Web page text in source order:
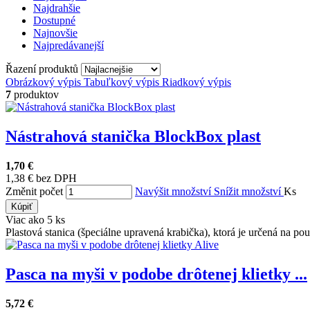
Najdrahšie
Dostupné
Najnovšie
Najpredávanejší
Řazení produktů
Obrázkový výpis Tabuľkový výpis Riadkový výpis
7 produktov
Nástrahová stanička BlockBox plast
1,70 €
1,38 € bez DPH
Změnit počet
Navýšit množství Snížit množstvíKs
Kúpiť
Viac ako 5 ks
Plastová stanica (špeciálne upravená krabička), ktorá je určená na
Pasca na myši v podobe drôtenej klietky ...
5,72 €